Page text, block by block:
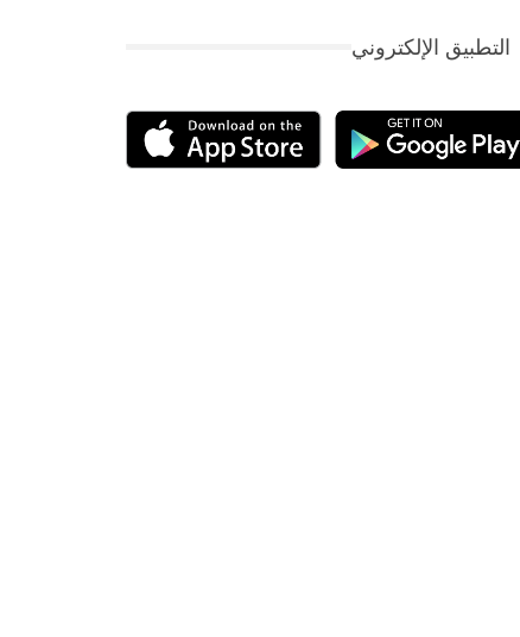
التطبيق الإلكتروني